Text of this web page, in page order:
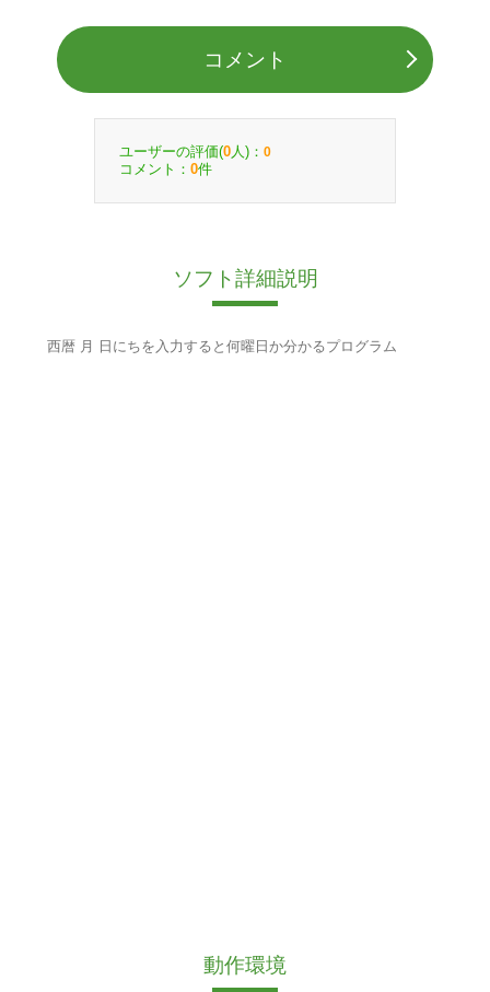
コメント
ユーザーの評価(0 人)： 0
コメント： 0件
ソフト詳細説明
西暦 月 日にちを入力すると何曜日か分かるプログラム
動作環境